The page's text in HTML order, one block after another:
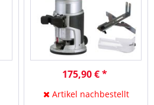
175,90 € *
Artikel nachbestellt